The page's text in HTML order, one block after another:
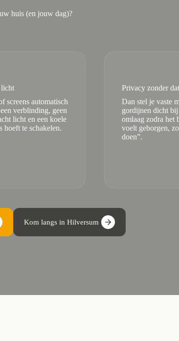
huis (en jouw dag)?
licht
screens automatisch
verblinding, geen
licht en een koele
hoeft te schakelen.
Privacy zonder
Dan stel je vaste
gordijnen dicht bij
omlaag zodra het
voelt geborgen,
doen”.
Kom langs in Hilversum